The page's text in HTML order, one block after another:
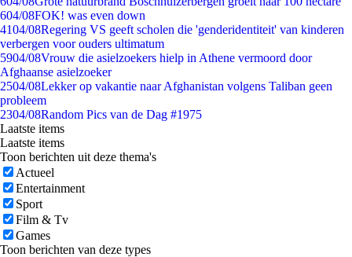
604/08FOK! was even down
4104/08Regering VS geeft scholen die 'genderidentiteit' van kinderen
verbergen voor ouders ultimatum
5904/08Vrouw die asielzoekers hielp in Athene vermoord door
Afghaanse asielzoeker
2504/08Lekker op vakantie naar Afghanistan volgens Taliban geen
probleem
2304/08Random Pics van de Dag #1975
Laatste items
Laatste items
Toon berichten uit deze thema's
Actueel
Entertainment
Sport
Film & Tv
Games
Toon berichten van deze types